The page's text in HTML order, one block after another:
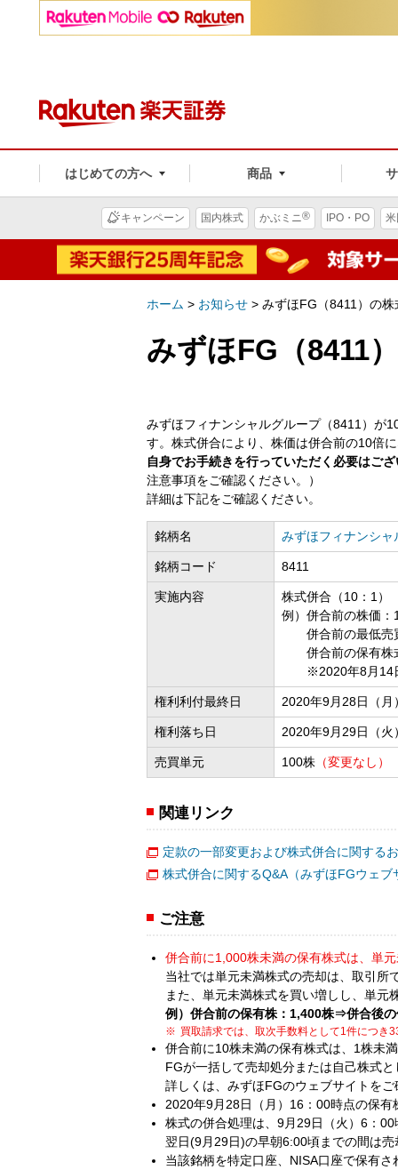
はじめての方へ 商品
キャンペーン 国内株式 かぶミニ® IPO・PO
ホーム > お知らせ > みずほFG（8411）の
みずほFG（8411
みずほフィナンシャルグループ（8411）が
す。株式併合により、株価は併合前の10倍
自身でお手続きを行っていただく必要はご
注意事項をご確認ください。）
詳細は下記をご確認ください。
銘柄名 みずほフィナンシャ
銘柄コード 8411
実施内容
株式併合（10：1）
例）併合前の株価
併合前の最低売
併合前の保有株
※2020年8月14日
権利利付最終日 2020年9月28日（月
権利落ち日 2020年9月29日（火
売買単元 100株 （変更なし）
関連リンク
定款の一部変更および株式併合に関する
株式併合に関するQ&A（みずほFGウェブ
ご注意
併合前に1,000株未満の保有株式は、単
当社では単元未満株式の売却は、取引所
また、単元未満株式を買い増しし、単
例）併合前の保有株：1,400株⇒併合後
買取請求では、取次手数料として1件につき
併合前に10株未満の保有株式は、1株未
FGが一括して売却処分または自己株式
詳しくは、みずほFGのウェブサイトを
2020年9月28日（月）16：00時点の保
株式の併合処理は、9月29日（火）6：
翌日(9月29日)の早朝6:00頃までの間は
当該銘柄を特定口座、NISA口座で保有